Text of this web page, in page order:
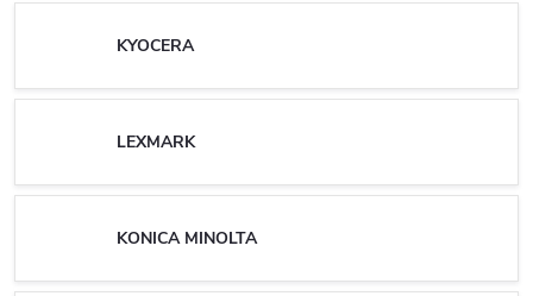
KYOCERA
LEXMARK
KONICA MINOLTA